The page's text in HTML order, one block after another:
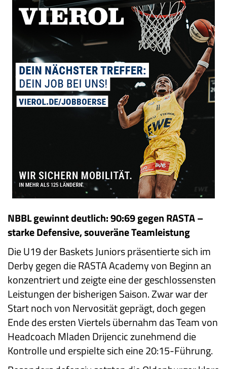
NBBL gewinnt deutlich: 90:69 gegen RASTA –
starke Defensive, souveräne Teamleistung
Die U19 der Baskets Juniors präsentierte sich im
Derby gegen die RASTA Academy von Beginn an
konzentriert und zeigte eine der geschlossensten
Leistungen der bisherigen Saison. Zwar war der
Start noch von Nervosität geprägt, doch gegen
Ende des ersten Viertels übernahm das Team von
Headcoach Mladen Drijencic zunehmend die
Kontrolle und erspielte sich eine 20:15-Führung.